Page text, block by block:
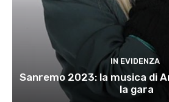
IN EVIDENZA
Sanremo 2023: la musica di
la gara